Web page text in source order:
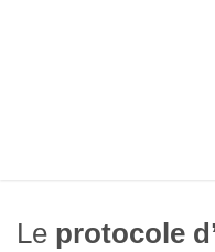
Le protocole